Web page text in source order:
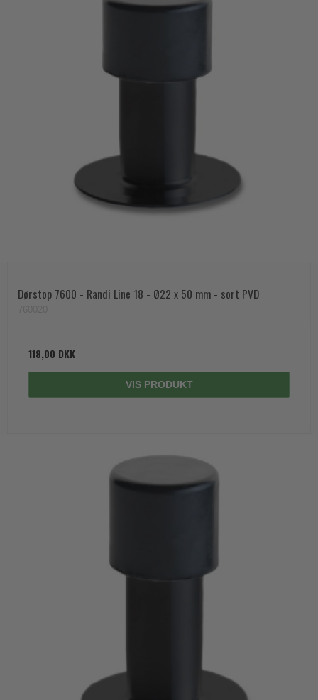
Dørstop 7600 - Randi Line 18 - Ø22 x 50 mm - sort PVD
118,00 DKK
VIS PRODUKT